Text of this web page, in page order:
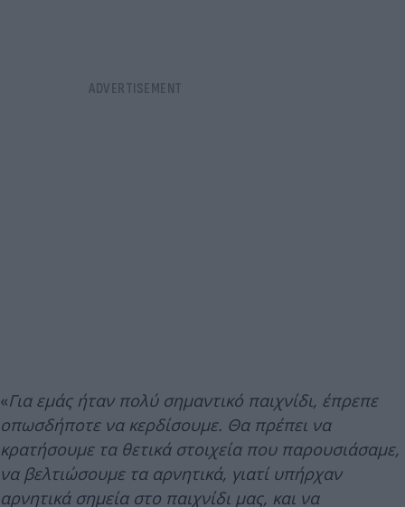
«Για εμάς ήταν πολύ σημαντικό παιχνίδι, έπρεπε
οπωσδήποτε να κερδίσουμε. Θα πρέπει να
κρατήσουμε τα θετικά στοιχεία που παρουσιάσαμε,
να βελτιώσουμε τα αρνητικά, γιατί υπήρχαν
αρνητικά σημεία στο παιχνίδι μας, και να